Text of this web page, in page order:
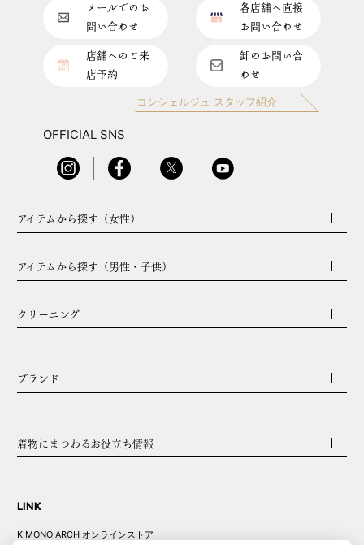
メールでのお
問い合わせ
各店舗へ直接
お問い合わせ
店舗へのご来
店予約
卸のお問い合
わせ
コンシェルジュ スタッフ紹介
OFFICIAL SNS
アイテムから探す（女性）
アイテムから探す（男性・子供）
クリーニング
ブランド
着物にまつわるお役立ち情報
LINK
KIMONO ARCH オンラインストア